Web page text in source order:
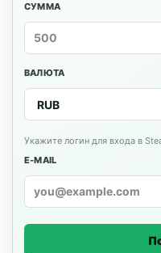
СУММА
ВАЛЮТА
Укажите логин для входа в
E-MAIL